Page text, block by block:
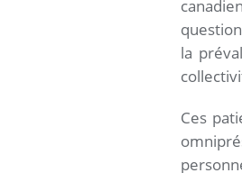
la
Ces